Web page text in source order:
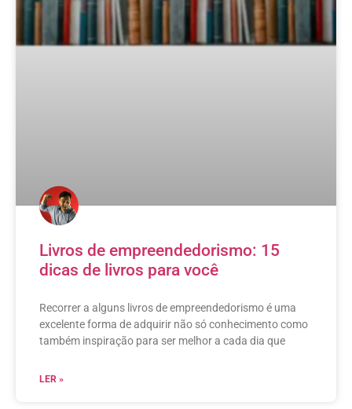
Livros de empreendedorismo: 15
dicas de livros para você
Recorrer a alguns livros de empreendedorismo é uma
excelente forma de adquirir não só conhecimento como
também inspiração para ser melhor a cada dia que
LER »